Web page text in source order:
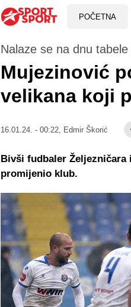
POČETNA
Nalaze se na dnu tabele
Mujezinović
velikana koji
16.01.24. - 00:22, Edmir Škorić
Bivši fudbaler Željezničara
promijenio klub.